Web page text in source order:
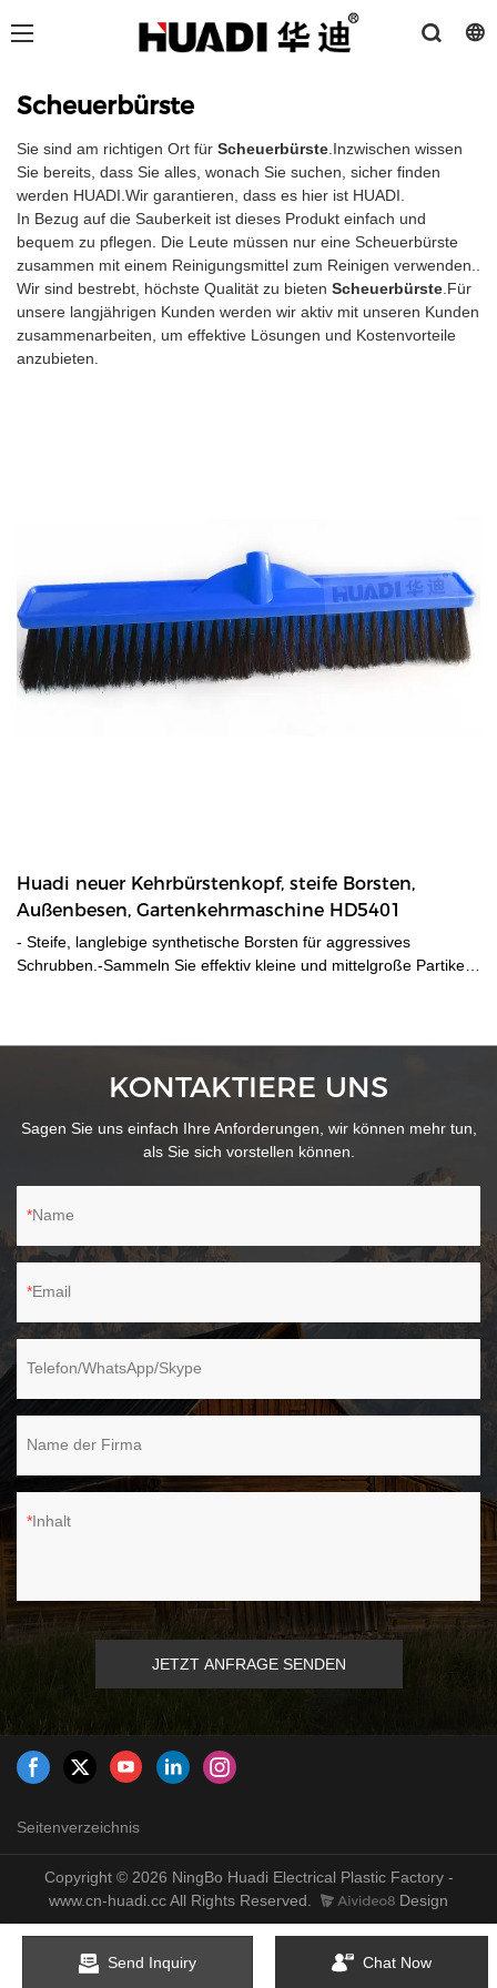
Scheuerbürste
Sie sind am richtigen Ort für Scheuerbürste.Inzwischen wissen
Sie bereits, dass Sie alles, wonach Sie suchen, sicher finden
werden HUADI.Wir garantieren, dass es hier ist HUADI.
In Bezug auf die Sauberkeit ist dieses Produkt einfach und
bequem zu pflegen. Die Leute müssen nur eine Scheuerbürste
zusammen mit einem Reinigungsmittel zum Reinigen verwenden..
Wir sind bestrebt, höchste Qualität zu bieten Scheuerbürste.Für
unsere langjährigen Kunden werden wir aktiv mit unseren Kunden
zusammenarbeiten, um effektive Lösungen und Kostenvorteile
anzubieten.
Huadi neuer Kehrbürstenkopf, steife Borsten,
Außenbesen, Gartenkehrmaschine HD5401
- Steife, langlebige synthetische Borsten für aggressives
Schrubben.-Sammeln Sie effektiv kleine und mittelgroße Partikel.-
KONTAKTIERE UNS
Sagen Sie uns einfach Ihre Anforderungen, wir können mehr tun,
als Sie sich vorstellen können.
Name
Email
Telefon/WhatsApp/Skype
Name der Firma
Inhalt
JETZT ANFRAGE SENDEN
Seitenverzeichnis
Copyright © 2026 NingBo Huadi Electrical Plastic Factory -
www.cn-huadi.cc All Rights Reserved.
Design
Send Inquiry Chat Now